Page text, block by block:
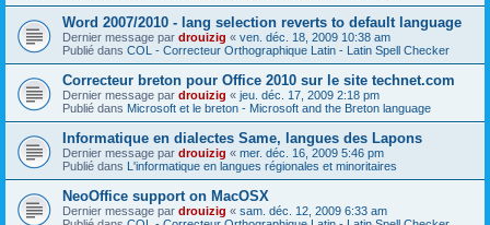
Word 2007/2010 - lang selection reverts to default language
Dernier message par drouizig « ven. déc. 18, 2009 10:38 am
Publié dans COL - Correcteur Orthographique Latin - Latin Spell Checker
Correcteur breton pour Office 2010 sur le site technet.com
Dernier message par drouizig « jeu. déc. 17, 2009 2:18 pm
Publié dans Microsoft et le breton - Microsoft and the Breton language
Informatique en dialectes Same, langues des Lapons
Dernier message par drouizig « mer. déc. 16, 2009 5:46 pm
Publié dans L'informatique en langues régionales et minoritaires
NeoOffice support on MacOSX
Dernier message par drouizig « sam. déc. 12, 2009 6:33 am